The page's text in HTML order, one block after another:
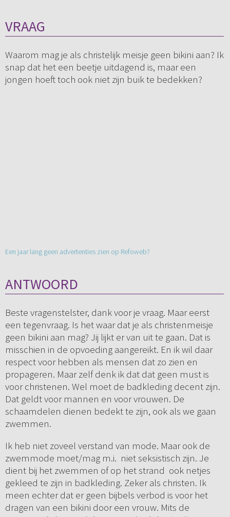
VRAAG
Waarom mag je als christelijk meisje geen bikini aan? Ik
snap dat het een beetje uitdagend is, maar een
jongen hoeft toch ook niet zijn buik te bedekken?
Een jaar lang geen advertenties zien op Refoweb?
ANTWOORD
Beste vragenstelster, dank voor je vraag. Maar eerst
een tegenvraag. Is het waar dat je als christenmeisje
geen bikini aan mag? Jij lijkt er van uit te gaan. Dat is
misschien in de opvoeding aangereikt. En ik wil daar
respect voor hebben als mensen dat zo zien en
propageren. Maar zelf denk ik dat dat geen must is
voor christenen. Wel moet de badkleding decent zijn.
Dat geldt voor mannen en voor vrouwen. De
schaamdelen dienen bedekt te zijn, ook als we gaan
zwemmen.
Ik heb niet zoveel verstand van mode. Maar ook de
zwemmode moet/mag m.i. niet seksistisch zijn. Je
dient bij het zwemmen of op het strand ook netjes
gekleed te zijn in badkleding. Zeker als christen. Ik
meen echter dat er geen bijbels verbod is voor het
dragen van een bikini door een vrouw. Mits de